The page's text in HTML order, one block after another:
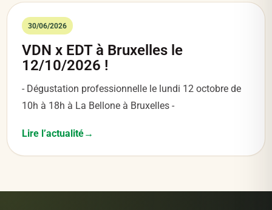
30/06/2026
VDN x EDT à Bruxelles le
12/10/2026 !
- Dégustation professionnelle le lundi 12 octobre de
10h à 18h à La Bellone à Bruxelles -
Lire l’actualité